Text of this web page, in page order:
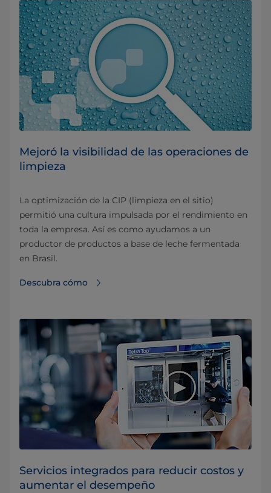
Mejoró la visibilidad de las operaciones de
limpieza
La optimización de la CIP (limpieza en el sitio)
permitió una cultura impulsada por el rendimiento en
toda la empresa. Así es como ayudamos a un
productor de productos a base de leche fermentada
en Brasil.
Descubra cómo
Servicios integrados para reducir costos y
aumentar el desempeño